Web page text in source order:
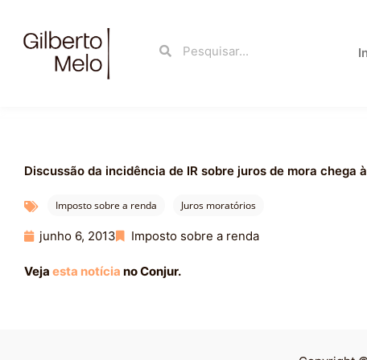
SearchSearch
Discussão da incidência de IR sobre juros de mora chega
Imposto sobre a renda Juros moratórios
junho 6, 2013 Imposto sobre a renda
Veja esta notícia no Conjur.